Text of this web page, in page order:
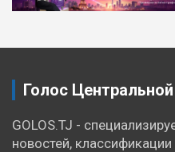
по
Голос
GOLOS.TJ -
новостей,